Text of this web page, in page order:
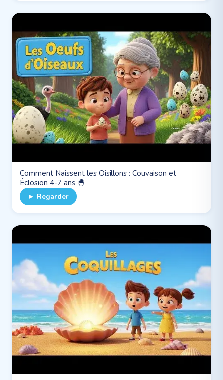
Comment Naissent les Oisillons : Couvaison et
Éclosion 4-7 ans 🐣
► Regarder